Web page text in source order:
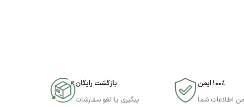
۱۰۰٪ ایمن
اطلاعات شما
بازگشت رایگان
پیگیری یا لغو سفارشات